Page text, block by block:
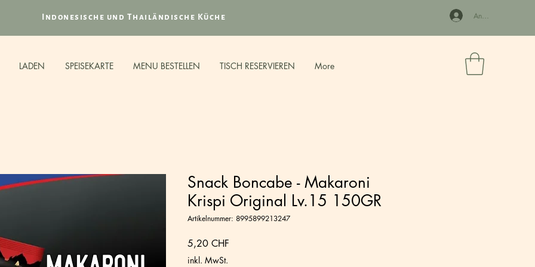
Indonesische und Thailändische Küche Anmelden
LADEN SPEISEKARTE MENU BESTELLEN TISCH RESERVIEREN More
Snack Boncabe - Makaroni
Krispi Original Lv.15 150GR
Artikelnummer: 8995899213247
5,20 CHF
inkl. MwSt.